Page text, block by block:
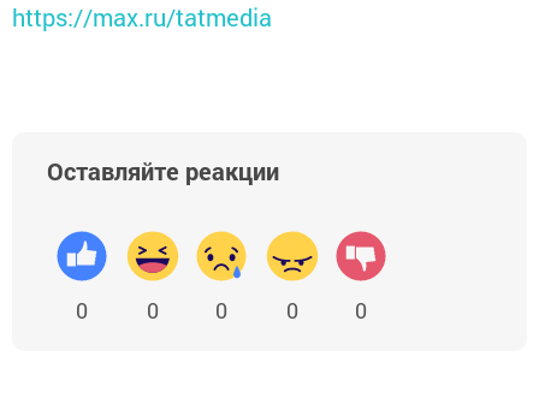
https://max.ru/tatmedia
Оставляйте реакции
0 0 0 0 0